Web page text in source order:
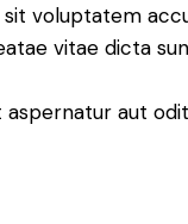
voluptatem
vitae dicta
aut